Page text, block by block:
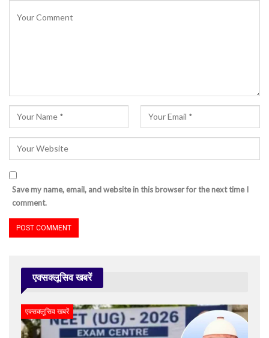
Save my name, email, and website in this browser for the next time I
comment.
एक्सक्लूसिव खबरें
एक्सक्लूसिव खबरें